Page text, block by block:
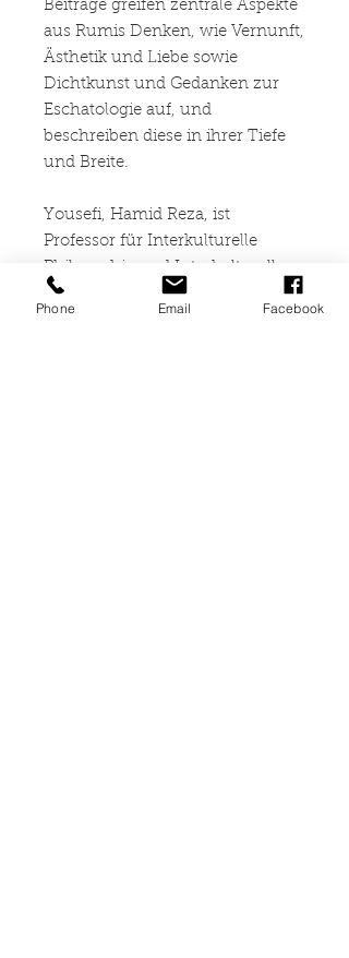
Beiträge greifen zentrale Aspekte
aus Rumis Denken, wie Vernunft,
Ästhetik und Liebe sowie
Dichtkunst und Gedanken zur
Eschatologie auf, und
beschreiben diese in ihrer Tiefe
und Breite.
Yousefi, Hamid Reza, ist
Professor für Interkulturelle
Philosophie und Interkulturelle
Kommunikation an den
Phone Email Facebook